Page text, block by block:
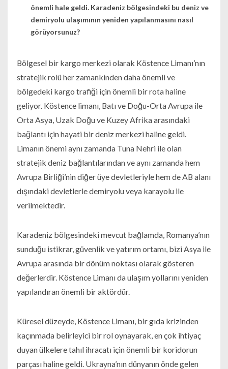
önemli hale geldi. Karadeniz bölgesindeki bu deniz ve
demiryolu ulaşımının yeniden yapılanmasını nasıl
görüyorsunuz?
Bölgesel bir kargo merkezi olarak Köstence Limanı’nın
stratejik rolü her zamankinden daha önemli ve
bölgedeki kargo trafiği için önemli bir rota haline
geliyor. Köstence limanı, Batı ve Doğu-Orta Avrupa ile
Orta Asya, Uzak Doğu ve Kuzey Afrika arasındaki
bağlantı için hayati bir deniz merkezi haline geldi.
Limanın önemi aynı zamanda Tuna Nehri ile olan
stratejik deniz bağlantılarından ve aynı zamanda hem
Avrupa Birliği’nin diğer üye devletleriyle hem de AB alanı
dışındaki devletlerle demiryolu veya karayolu ile
verilmektedir.
Karadeniz bölgesindeki mevcut bağlamda, Romanya’nın
sunduğu istikrar, güvenlik ve yatırım ortamı, bizi Asya ile
Avrupa arasında bir dönüm noktası olarak gösteren
değerlerdir. Köstence Limanı da ulaşım yollarını yeniden
yapılandıran önemli bir aktördür.
Küresel düzeyde, Köstence Limanı, bir gıda krizinden
kaçınmada belirleyici bir rol oynayarak, en çok ihtiyaç
duyan ülkelere tahıl ihracatı için önemli bir koridorun
parçası haline geldi. Ukrayna’nın dünyanın önde gelen